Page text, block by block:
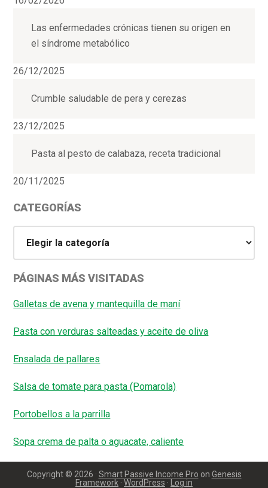
Las enfermedades crónicas tienen su origen en
el síndrome metabólico
26/12/2025
Crumble saludable de pera y cerezas
23/12/2025
Pasta al pesto de calabaza, receta tradicional
20/11/2025
CATEGORÍAS
PÁGINAS MÁS VISITADAS
Galletas de avena y mantequilla de maní
Pasta con verduras salteadas y aceite de oliva
Ensalada de pallares
Salsa de tomate para pasta (Pomarola)
Portobellos a la parrilla
Sopa crema de palta o aguacate, caliente
Copyright © 2026 · Smart Passive Income Pro on Genesis
Framework · WordPress · Log in